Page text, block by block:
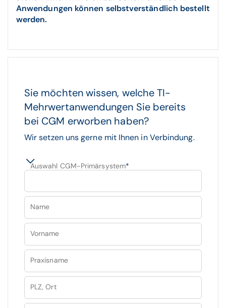
Anwendungen können selbstverständlich bestellt
werden.
Sie möchten wissen, welche TI-
Mehrwertanwendungen Sie bereits
bei CGM erworben haben?
Wir setzen uns gerne mit Ihnen in Verbindung.
Auswahl CGM-Primärsystem*
Name
Vorname
Praxisname
PLZ, Ort